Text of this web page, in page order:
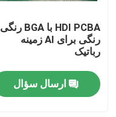
HDI PCBA با BGA رنگی
رنگی برای AI زمینه
رباتیک
ارسال سؤال